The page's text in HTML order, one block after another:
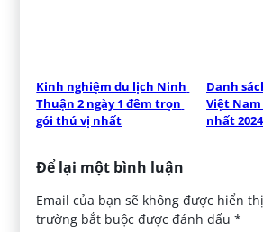
Kinh nghiệm du lịch Ninh
Thuận 2 ngày 1 đêm trọn
gói thú vị nhất
Danh
Việt
nhất 2024
Để lại một bình luận
Email của bạn sẽ không được hiển
trường bắt buộc được đánh dấu*